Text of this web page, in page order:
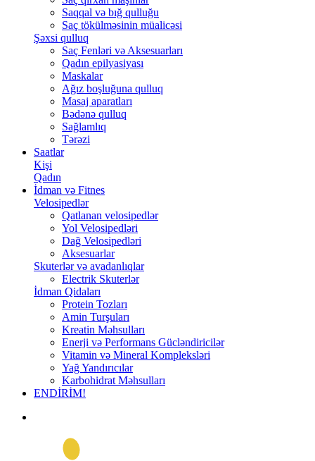
Saqqal və bığ qulluğu
Saç tökülməsinin müalicəsi
Şəxsi qulluq
Saç Fenləri və Aksesuarları
Qadın epilyasiyası
Maskalar
Ağız boşluğuna qulluq
Masaj aparatları
Bədənə qulluq
Sağlamlıq
Tərəzi
Saatlar
Kişi
Qadın
İdman və Fitnes
Velosipedlər
Qatlanan velosipedlər
Yol Velosipedləri
Dağ Velosipedləri
Aksesuarlar
Skuterlər və avadanlıqlar
Electrik Skuterlər
İdman Qidaları
Protein Tozları
Amin Turşuları
Kreatin Məhsulları
Enerji və Performans Gücləndiricilər
Vitamin və Mineral Kompleksləri
Yağ Yandırıcılar
Karbohidrat Məhsulları
ENDİRİM!